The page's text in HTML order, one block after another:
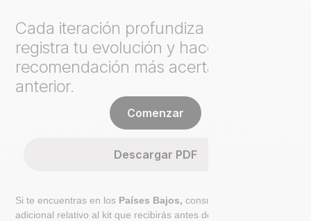
Cada iteración profundiza el análisis,
registra tu evolución y hace cada
recomendación más acertada que la
anterior.
Comenzar
Descargar PDF
Si te encuentras en los Países Bajos, consulta el paso
adicional relativo al kit que recibirás antes de ir al laboratorio.